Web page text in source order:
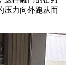
压力向外跑从而